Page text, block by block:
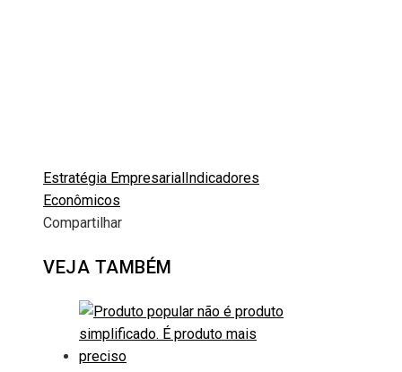
Estratégia Empresarial Indicadores
Econômicos
Compartilhar
VEJA TAMBÉM